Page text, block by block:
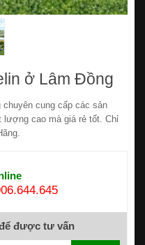
ở Lâm Đồng
cung cấp các sản
lượng cao mà giá rẻ tốt. Chỉ
được tư vấn